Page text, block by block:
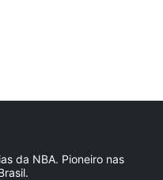
da NBA. Pioneiro nas